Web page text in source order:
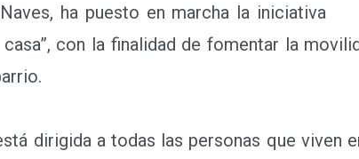
ha puesto en marcha la iniciativa
con la finalidad de fomentar la
dirigida a todas las personas que viven